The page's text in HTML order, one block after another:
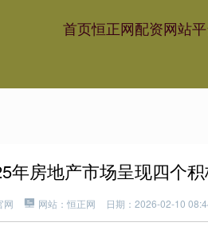
首页恒正网配资网站
年房地产市场呈现四个
网 网站：恒正网 日期：2026-02-10